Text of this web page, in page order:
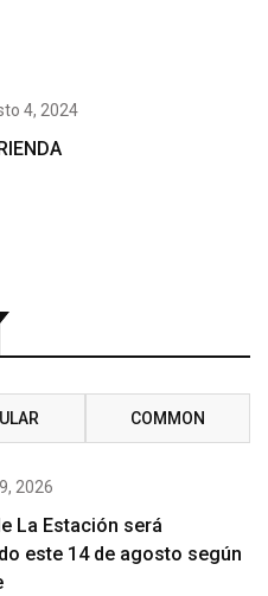
4, 2024
COMMON
2026
La Estación será
este 14 de agosto según